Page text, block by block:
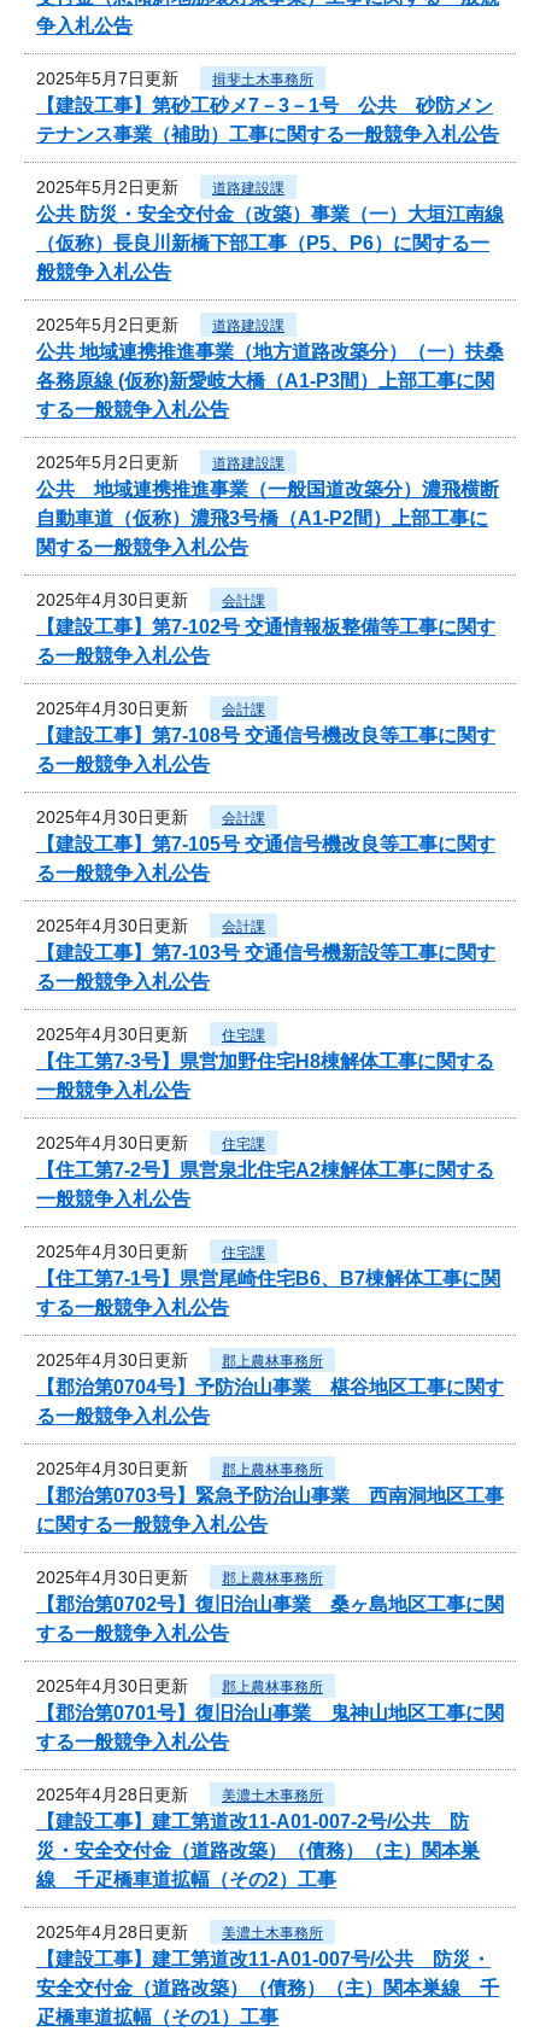
争入札公告
2025年5月7日更新 揖斐土木事務所
【建設工事】第砂工砂メ7－3－1号 公共 砂防メン
テナンス事業（補助）工事に関する一般競争入札公告
2025年5月2日更新 道路建設課
公共 防災・安全交付金（改築）事業（一）大垣江南線
（仮称）長良川新橋下部工事（P5、P6）に関する一
般競争入札公告
2025年5月2日更新 道路建設課
公共 地域連携推進事業（地方道路改築分）（一）扶桑
各務原線 (仮称)新愛岐大橋（A1-P3間）上部工事に関
する一般競争入札公告
2025年5月2日更新 道路建設課
公共 地域連携推進事業（一般国道改築分）濃飛横断
自動車道（仮称）濃飛3号橋（A1-P2間）上部工事に
関する一般競争入札公告
2025年4月30日更新 会計課
【建設工事】第7-102号 交通情報板整備等工事に関す
る一般競争入札公告
2025年4月30日更新 会計課
【建設工事】第7-108号 交通信号機改良等工事に関す
る一般競争入札公告
2025年4月30日更新 会計課
【建設工事】第7-105号 交通信号機改良等工事に関す
る一般競争入札公告
2025年4月30日更新 会計課
【建設工事】第7-103号 交通信号機新設等工事に関す
る一般競争入札公告
2025年4月30日更新 住宅課
【住工第7-3号】県営加野住宅H8棟解体工事に関する
一般競争入札公告
2025年4月30日更新 住宅課
【住工第7-2号】県営泉北住宅A2棟解体工事に関する
一般競争入札公告
2025年4月30日更新 住宅課
【住工第7-1号】県営尾崎住宅B6、B7棟解体工事に関
する一般競争入札公告
2025年4月30日更新 郡上農林事務所
【郡治第0704号】予防治山事業 椹谷地区工事に関す
る一般競争入札公告
2025年4月30日更新 郡上農林事務所
【郡治第0703号】緊急予防治山事業 西南洞地区工事
に関する一般競争入札公告
2025年4月30日更新 郡上農林事務所
【郡治第0702号】復旧治山事業 桑ヶ島地区工事に関
する一般競争入札公告
2025年4月30日更新 郡上農林事務所
【郡治第0701号】復旧治山事業 鬼神山地区工事に関
する一般競争入札公告
2025年4月28日更新 美濃土木事務所
【建設工事】建工第道改11-A01-007-2号/公共 防
災・安全交付金（道路改築）（債務）（主）関本巣
線 千疋橋車道拡幅（その2）工事
2025年4月28日更新 美濃土木事務所
【建設工事】建工第道改11-A01-007号/公共 防災・
安全交付金（道路改築）（債務）（主）関本巣線 千
疋橋車道拡幅（その1）工事